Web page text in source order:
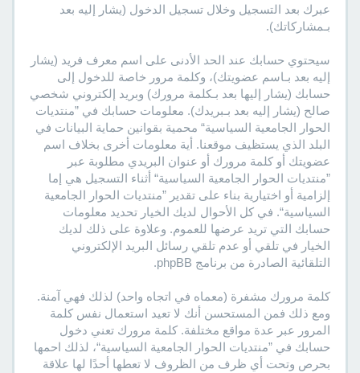
عبرك بعد التسجيل وخلال تسجيل الدخول (يشار إليه بعد
بـمشاركاتك).
سيحتوي حسابك عند الحد الأدنى على اسم معرف فريد (يشار
إليه بعد بـاسم عضويتك)، وكلمة مرور خاصة للدخول إلى
حسابك (يشار إليها بعد بـكلمة مرورك) وبريد إلكتروني شخصي
صالح (يشار إليه بعد بـبريدك). معلومات حسابك في ”منتديات
الحوار الجامعية السياسية“ محمية بقوانين حماية البيانات في
البلد الذي يستظيف موقعنا. أية معلومات أخرى بخلاف اسم
عضويتك أو كلمة مرورك أو عنوان البريدي مطلوبة عبر
”منتديات الحوار الجامعية السياسية“ أثناء التسجيل هي إما
إلزامية أو اختيارية بناء على تقدير ”منتديات الحوار الجامعية
السياسية“. في كل الأحوال لديك الخيار تحديد معلومات
حسابك التي تريد عرضها للعموم. وعلاوة على ذلك لديك
الخيار في تلقي أو عدم تلقي رسائل البريد الإلكتروني
التلقائية الصادرة من برنامج phpBB.
كلمة مرورك مشفرة (معماه في اتجاه واحد) لذلك فهي آمنة.
ومع ذلك فمن المستحسن أنك لا تعيد استعمال نفس كلمة
المرور عبر عدة مواقع مختلفة. كلمة مرورك تعني دخول
حسابك في ”منتديات الحوار الجامعية السياسية“، لذلك احمها
بحرص وتحت أي ظرف من الظروف لا تعطها أحدًا لها علاقة